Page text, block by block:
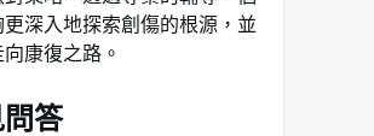
更深入地探索創傷的根源，並
康復之路。
答